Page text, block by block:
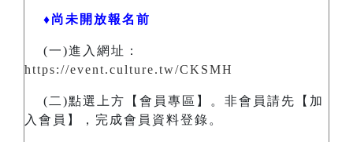
♦尚未開放報名前
(一)進入網址：
https://event.culture.tw/CKSMH
(二)點選上方【會員專區】。非會員請先【加
入會員】，完成會員資料登錄。